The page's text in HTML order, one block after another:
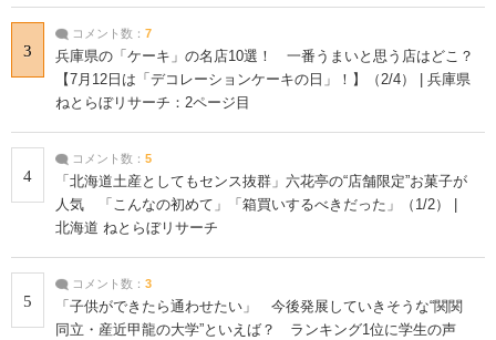
3
コメント数： 7
兵庫県の「ケーキ」の名店10選！ 一番うまいと思う店はどこ？
【7月12日は「デコレーションケーキの日」！】（2/4） | 兵庫県
ねとらぼリサーチ：2ページ目
4
コメント数： 5
「北海道土産としてもセンス抜群」六花亭の“店舗限定”お菓子が
人気 「こんなの初めて」「箱買いするべきだった」（1/2） |
北海道 ねとらぼリサーチ
5
コメント数： 3
「子供ができたら通わせたい」 今後発展していきそうな“関関
同立・産近甲龍の大学”といえば？ ランキング1位に学生の声